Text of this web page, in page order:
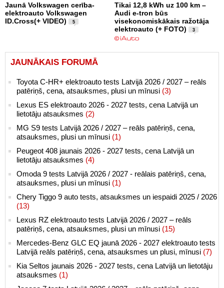
Jaunā Volkswagen cerība-
elektroauto Volkswagen
ID.Cross(+ VIDEO)
5
Tikai 12,8 kWh uz 100 km –
Audi e-tron būs
visekonomiskākais ražotāja
elektroauto (+ FOTO)
3
JAUNĀKAIS FORUMĀ
Toyota C-HR+ elektroauto tests Latvijā 2026 / 2027 – reāls
patēriņš, cena, atsauksmes, plusi un mīnusi (3)
Lexus ES elektroauto 2026 - 2027 tests, cena Latvijā un
lietotāju atsauksmes (2)
MG S9 tests Latvijā 2026 / 2027 – reāls patēriņš, cena,
atsauksmes, plusi un mīnusi (1)
Peugeot 408 jaunais 2026 - 2027 tests, cena Latvijā un
lietotāju atsauksmes (4)
Omoda 9 tests Latvijā 2026 / 2027 - reālais patēriņš, cena,
atsauksmes, plusi un mīnusi (1)
Chery Tiggo 9 auto tests, atsauksmes un iespaidi 2025 / 2026
(13)
Lexus RZ elektroauto tests Latvijā 2026 / 2027 – reāls
patēriņš, cena, atsauksmes, plusi un mīnusi (15)
Mercedes-Benz GLC EQ jaunā 2026 - 2027 elektroauto tests
Latvijā reāls patēriņš, cena, atsauksmes un plusi, mīnusi (7)
Kia Seltos jaunais 2026 - 2027 tests, cena Latvijā un lietotāju
atsauksmes (1)